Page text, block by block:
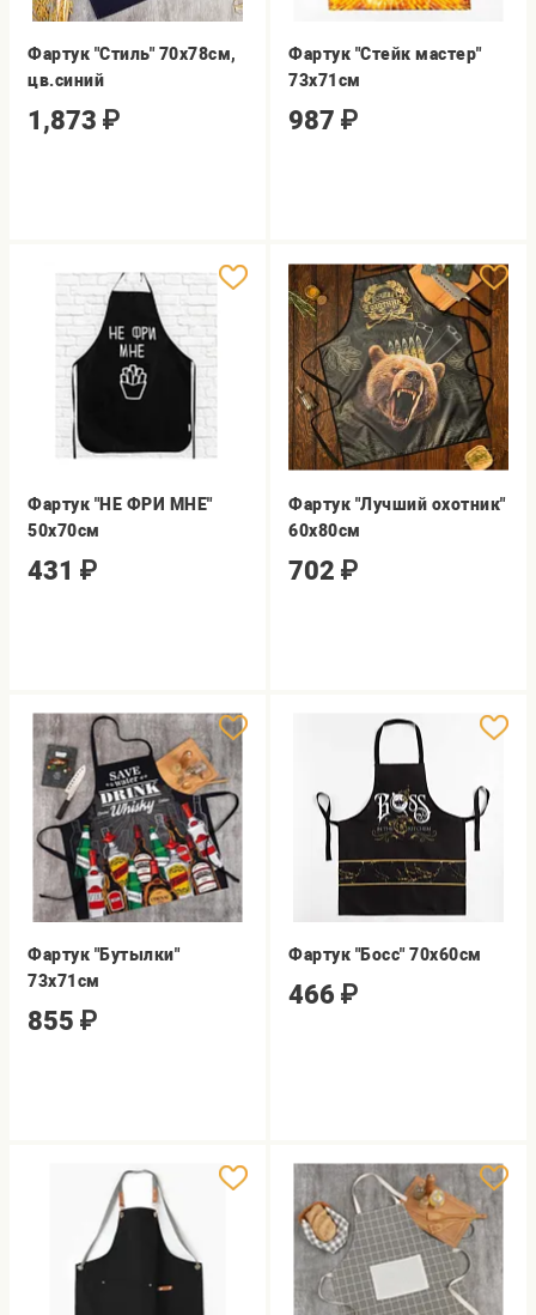
Фартук "Стиль" 70х78см,
цв.синий
1,873 ₽
Фартук "Стейк мастер"
73х71см
987 ₽
Фартук "НЕ ФРИ МНЕ"
50х70см
431 ₽
Фартук "Лучший охотник"
60х80см
702 ₽
Фартук "Бутылки"
73х71см
855 ₽
Фартук "Босс" 70х60см
466 ₽